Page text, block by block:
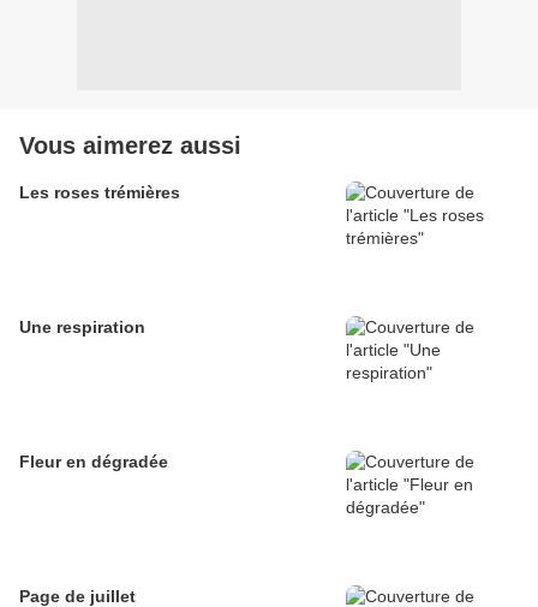
Vous aimerez aussi
Les roses trémières
Une respiration
Fleur en dégradée
Page de juillet